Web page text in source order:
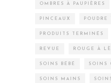
OMBRES À PAUPIÈRES
PINCEAUX POUDRE
PRODUITS TERMINÉS
REVUE ROUGE À
SOINS BÉBÉ SOINS
SOINS MAINS